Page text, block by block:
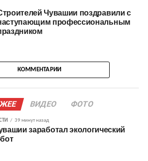
Чувашии поздравили с
профессиональным
КОММЕНТАРИИ
ВИДЕО ФОТО
39 минут назад
заработал экологический